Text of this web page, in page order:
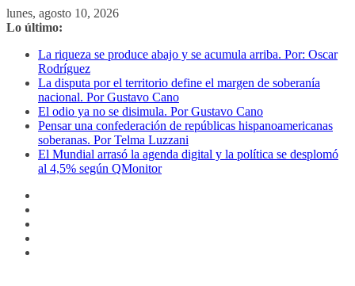
Saltar
al
lunes, agosto 10, 2026
Lo último:
La riqueza se produce abajo y se acumula arriba. Por: Oscar
Rodríguez
La disputa por el territorio define el margen de soberanía
nacional. Por Gustavo Cano
El odio ya no se disimula. Por Gustavo Cano
Pensar una confederación de repúblicas hispanoamericanas
soberanas. Por Telma Luzzani
El Mundial arrasó la agenda digital y la política se desplomó
al 4,5% según QMonitor